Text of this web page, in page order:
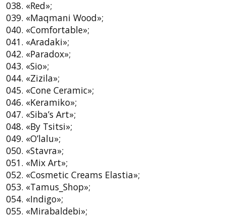
038. «Red»;
039. «Maqmani Wood»;
040. «Comfortable»;
041. «Aradaki»;
042. «Paradox»;
043. «Sio»;
044. «Zizila»;
045. «Cone Ceramic»;
046. «Keramiko»;
047. «Siba’s Art»;
048. «By Tsitsi»;
049. «O’lalu»;
050. «Stavra»;
051. «Mix Art»;
052. «Cosmetic Creams Elastia»;
053. «Tamus_Shop»;
054. «Indigo»;
055. «Mirabaldebi»;